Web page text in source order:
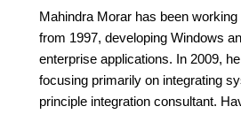
Mahindra Morar has been
from 1997, developing Windows
enterprise applications. In 2009,
focusing primarily on integrating
principle integration consultant.